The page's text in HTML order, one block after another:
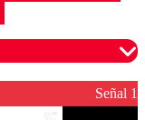
garantizar un
Señal 1